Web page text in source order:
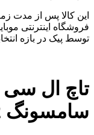
این کالا پس از مدت
فروشگاه اینترنتی
توسط پیک در بازه
تاچ ال
سامسونگ A02 / A022 اورجینال